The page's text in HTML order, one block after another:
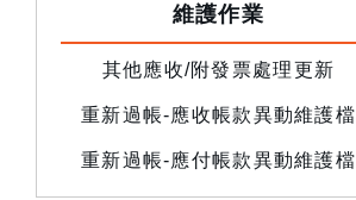
維護作業
其他應收/附發票處理更新
重新過帳-應收帳款異動維護檔
重新過帳-應付帳款異動維護檔